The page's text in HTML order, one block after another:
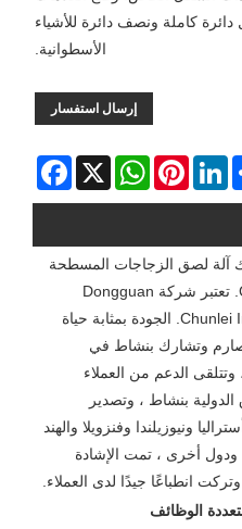
كاملة ونصف دائرة للأشياء
الأسطوانية.
إرسال استفسار
Facebook X
WhatsAppPinterestLinkedIn
آلة لصق الزجاجات المسطحة
السائلة الأوتوماتيكية من Chunlei. تعتبر شركة Dongguan
Chunlei Intelligent Equipment Co. ، Ltd. الجودة بمثابة حياة
وتشارك بنشاط في
الدعم من العملاء
بنشاط ، وتصدير
ونيوزيلندا وفنزويلا والهند
ودول أخرى ، تمت الإشادة
انطباعًا جيدًا لدى العملاء.
الوظائف